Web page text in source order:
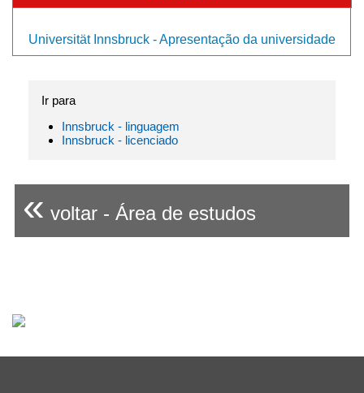
Universität Innsbruck - Apresentação da universidade
Ir para
Innsbruck - linguagem
Innsbruck - licenciado
« voltar - Área de estudos